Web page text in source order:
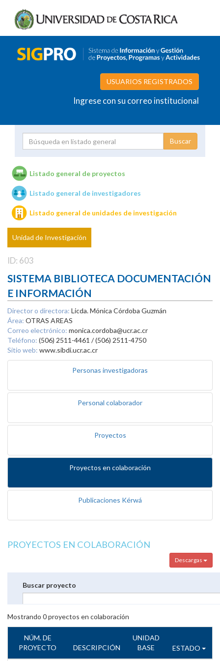
USUARIOS REGISTRADOS
Ingrese con su correo institucional
Unidades de investigación
Listado general de proyectos
Listado general de investigadores
Listado general de unidades de investigación
Unidad de Investigación
ID: 603
SISTEMA BIBLIOTECA DOCUMENTACIÓN
E INFORMACIÓN
Director o directora: Licda. Mónica Córdoba Guzmán
Área: OTRAS AREAS
Correo electrónico: monica.cordoba@ucr.ac.cr
Teléfono: (506) 2511-4461 / (506) 2511-4750
Sitio web: www.sibdi.ucr.ac.cr
Personas investigadoras
Personal colaborador
Proyectos
Proyectos en colaboración
Publicaciones Kérwá
PROYECTOS EN COLABORACIÓN
Descargas
Buscar proyecto
Mostrando 0proyectos en colaboración
NÚM. DE
PROYECTO
DESCRIPCIÓN
UNIDAD
BASE
ESTADO